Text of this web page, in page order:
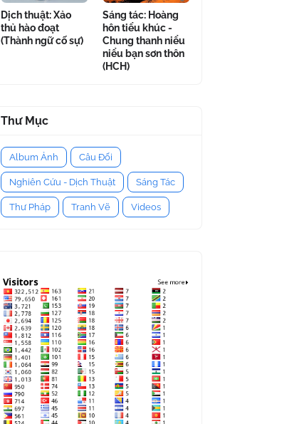
Dịch thuật: Xảo
thủ hào đoạt
(Thành ngữ cố sự)
Sáng tác: Hoàng
hôn tiểu khúc -
Chung thanh niểu
niểu bạn sơn thôn
(HCH)
Thư Mục
Album Ảnh Câu Đối
Nghiên Cứu - Dịch Thuật Sáng Tác
Thư Pháp Tranh Vẽ Videos